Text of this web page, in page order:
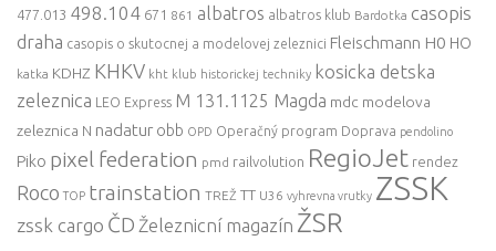
477.013 498.104 671 861 albatros albatros klub Bardotka casopis
draha casopis o skutocnej a modelovej zeleznici Fleischmann H0 HO
katka KDHZ KHKV kht klub historickej techniky kosicka detska
zeleznica LEO Express M 131.1125 Magda mdc modelova
zeleznica N nadatur obb OPD Operačný program Doprava pendolino
Piko pixel federation pmd railvolution RegioJet rendez
Roco TOP trainstation TREŽ TT U36 vyhrevna vrutky ZSSK
zssk cargo ČD Železnicní magazín ŽSR